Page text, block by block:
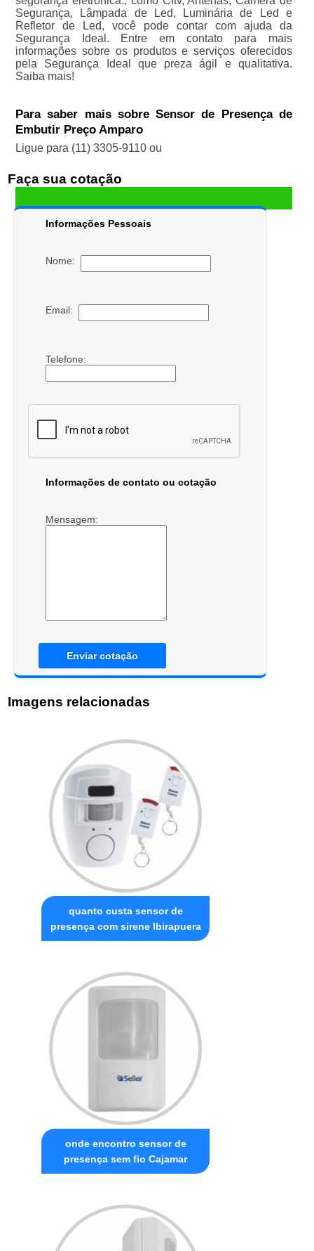
Segurança, Lâmpada de Led, Luminária de Led e
Refletor de Led, você pode contar com ajuda da
Segurança Ideal. Entre em contato para mais
informações sobre os produtos e serviços oferecidos
pela Segurança Ideal que preza ágil e qualitativa.
Saiba mais!
Para saber mais sobre Sensor de Presença de
Embutir Preço Amparo
Ligue para (11) 3305-9110ou
Faça sua cotação
Informações Pessoais
Nome:
Email:
Telefone:
Informações de contato ou cotação
Mensagem:
Enviar cotação
Imagens relacionadas
quanto custa sensor de
presença com sirene Ibirapuera
onde encontro sensor de
presença sem fio Cajamar